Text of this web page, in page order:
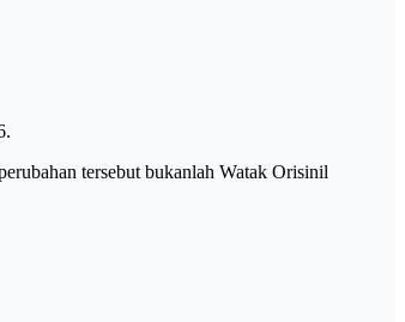
tersebut bukanlah Watak Orisinil